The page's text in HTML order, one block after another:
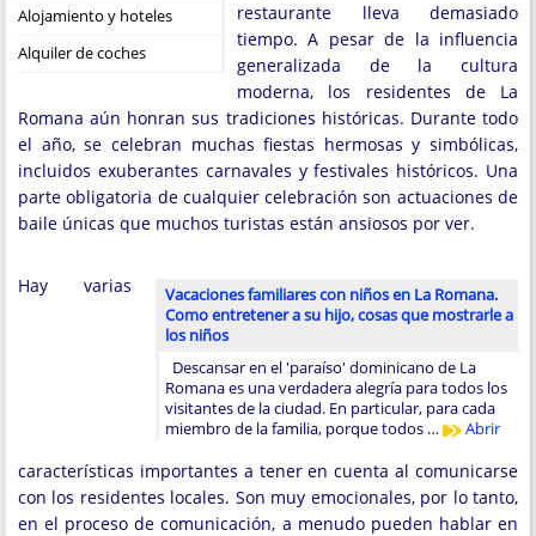
Alojamiento y hoteles
Alquiler de coches
restaurante lleva demasiado
tiempo. A pesar de la influencia
generalizada de la cultura
moderna, los residentes de La
Romana aún honran sus tradiciones históricas. Durante todo
el año, se celebran muchas fiestas hermosas y simbólicas,
incluidos exuberantes carnavales y festivales históricos. Una
parte obligatoria de cualquier celebración son actuaciones de
baile únicas que muchos turistas están ansiosos por ver.
Vacaciones familiares con niños en La Romana.
Como entretener a su hijo, cosas que mostrarle a
los niños
Descansar en el 'paraíso' dominicano de La
Romana es una verdadera alegría para todos los
visitantes de la ciudad. En particular, para cada
miembro de la familia, porque todos …
Abrir
Hay varias
características importantes a tener en cuenta al comunicarse
con los residentes locales. Son muy emocionales, por lo tanto,
en el proceso de comunicación, a menudo pueden hablar en